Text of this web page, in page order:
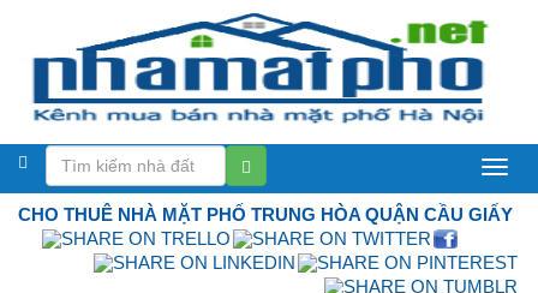
Nhà
mặt
phố
CHO THUÊ NHÀ MẶT PHỐ TRUNG HÒA QUẬN CẦU GIẤY